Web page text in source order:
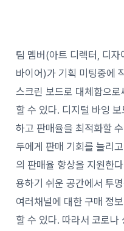
팀 멤버(아트 디렉터, 디
바이어)가 기획 미팅중에
스크린 보드로 대체함으
할 수 있다. 디지털 바잉
하고 판매율을 최적화할
두에게 판매 기회를 늘리
의 판매율 향상을 지원한
용하기 쉬운 공간에서 투
여러채널에 대한 구매 정
할 수 있다. 따라서 코로나